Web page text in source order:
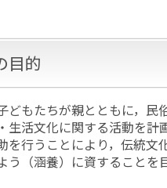
目的
どもたちが親とともに，
生活文化に関する活動を
を行うことにより，伝統文
う（涵養）に資することを